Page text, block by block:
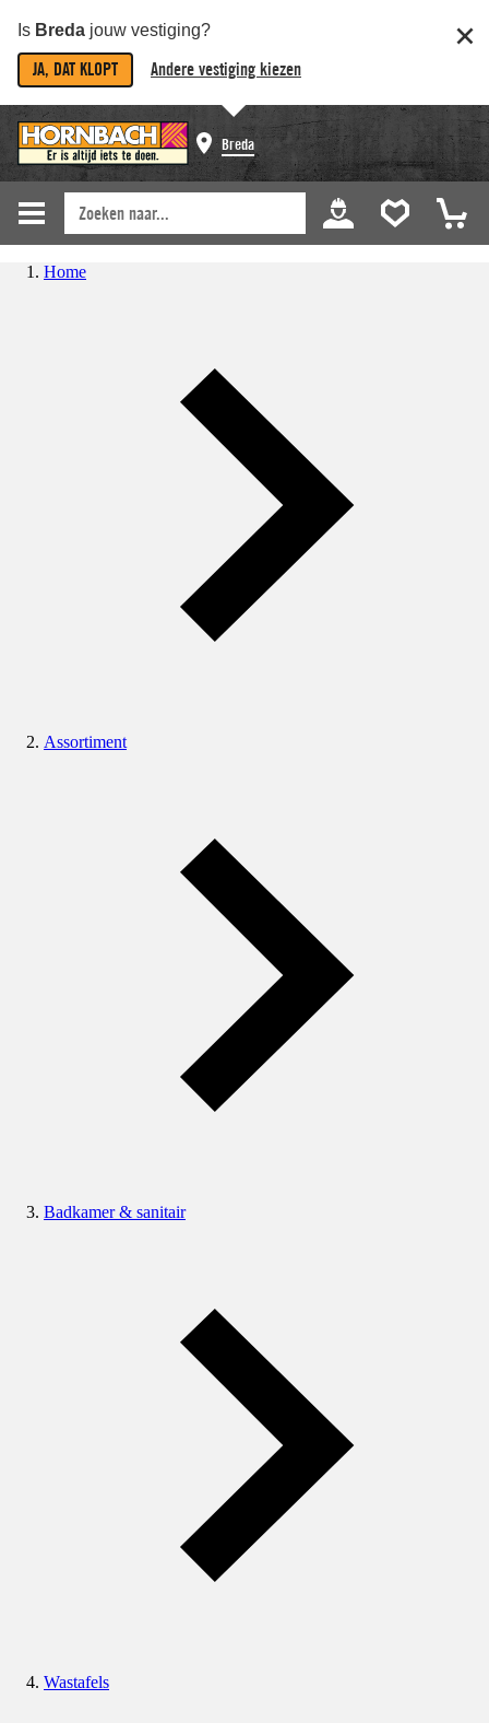
Is Breda jouw vestiging?
JA, DAT KLOPT Andere vestiging kiezen
Breda
Home
Assortiment
Badkamer & sanitair
Wastafels